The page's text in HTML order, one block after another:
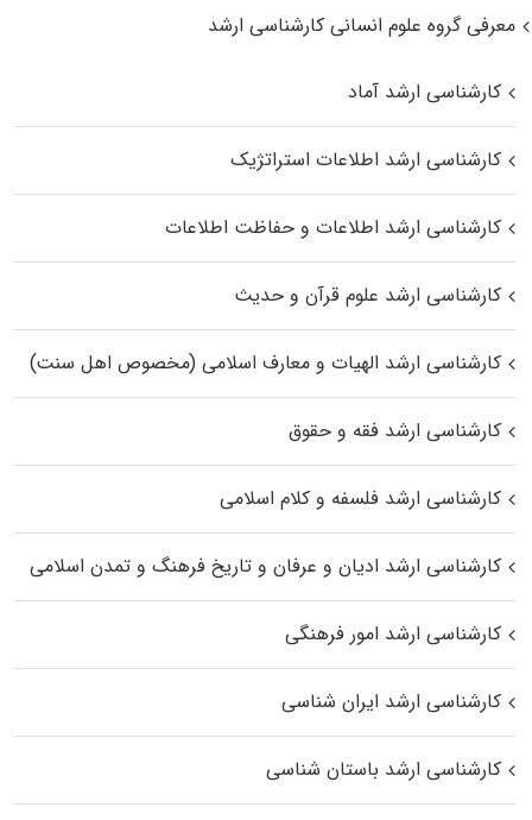
معرفی گروه علوم انسانی کارشناسی ارشد
کارشناسی ارشد آماد
کارشناسی ارشد اطلاعات استراتژیک
کارشناسی ارشد اطلاعات و حفاظت اطلاعات
کارشناسی ارشد علوم قرآن و حدیث
کارشناسی ارشد الهیات و معارف اسلامی (مخصوص اهل سنت)
کارشناسی ارشد فقه و حقوق
کارشناسی ارشد فلسفه و کلام اسلامی
کارشناسی ارشد ادیان و عرفان و تاریخ فرهنگ و تمدن اسلامی
کارشناسی ارشد امور فرهنگی
کارشناسی ارشد ایران شناسی
کارشناسی ارشد باستان شناسی